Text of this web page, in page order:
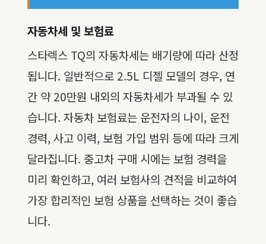
자동차세 및 보험료
스타렉스 TQ의 자동차세는 배기량에 따라 산정
됩니다. 일반적으로 2.5L 디젤 모델의 경우, 연
간 약 20만원 내외의 자동차세가 부과될 수 있
습니다. 자동차 보험료는 운전자의 나이, 운전
경력, 사고 이력, 보험 가입 범위 등에 따라 크게
달라집니다. 중고차 구매 시에는 보험 경력을
미리 확인하고, 여러 보험사의 견적을 비교하여
가장 합리적인 보험 상품을 선택하는 것이 좋습
니다.